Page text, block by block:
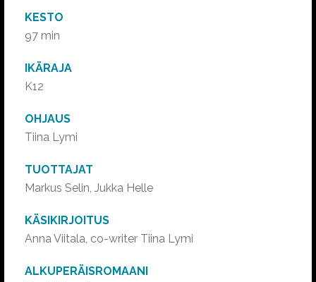
KESTO
97 min
IKÄRAJA
K12
OHJAUS
Tiina Lymi
TUOTTAJAT
Markus Selin, Jukka Helle
KÄSIKIRJOITUS
Anna Viitala, co-writer Tiina Lymi
ALKUPERÄISROMAANI